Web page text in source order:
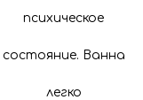
психическое
состояние. Ванна
легко